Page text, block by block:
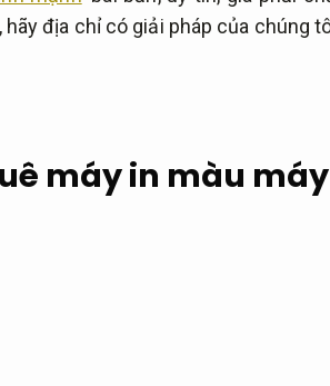
địa chỉ có giải pháp của chúng
máy in màu